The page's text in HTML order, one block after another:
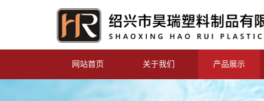
网站首页 关于我们 产品展示